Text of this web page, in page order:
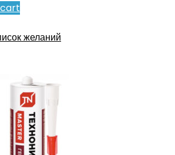
желаний